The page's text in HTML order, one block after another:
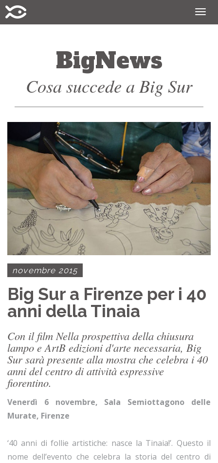
BigNews
Cosa succede a Big Sur
novembre 2015
Big Sur a Firenze per i 40
anni della Tinaia
Con il film Nella prospettiva della chiusura
lampo e ArtB edizioni d'arte necessaria, Big
Sur sarà presente alla mostra che celebra i 40
anni del centro di attività espressive
fiorentino.
Venerdì 6 novembre, Sala Semiottagono delle
Murate, Firenze
‘40 anni di follie artistiche: nasce la Tinaia!’. Questo il
nome dell’evento che celebra la storia del centro di